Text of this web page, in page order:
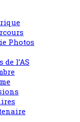
Photos
l’AS